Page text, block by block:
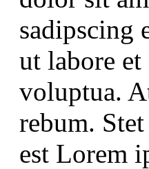
sadipscing
ut labore
voluptua.
rebum.
est Lorem